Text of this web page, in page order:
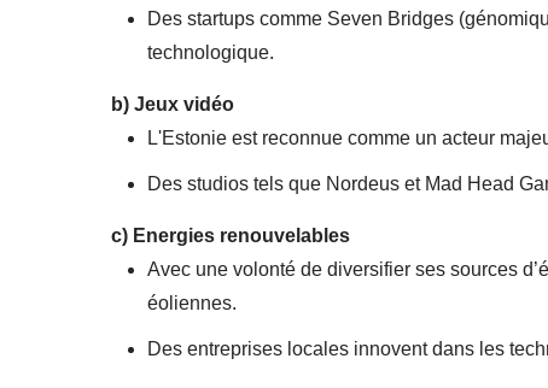
Des startups comme Seven Bridges
technologique.
b) Jeux vidéo
L'Estonie est reconnue comme un acteur
Des studios tels que Nordeus et Mad Head
c) Energies renouvelables
Avec une volonté de diversifier ses sources
éoliennes.
Des entreprises locales innovent dans les